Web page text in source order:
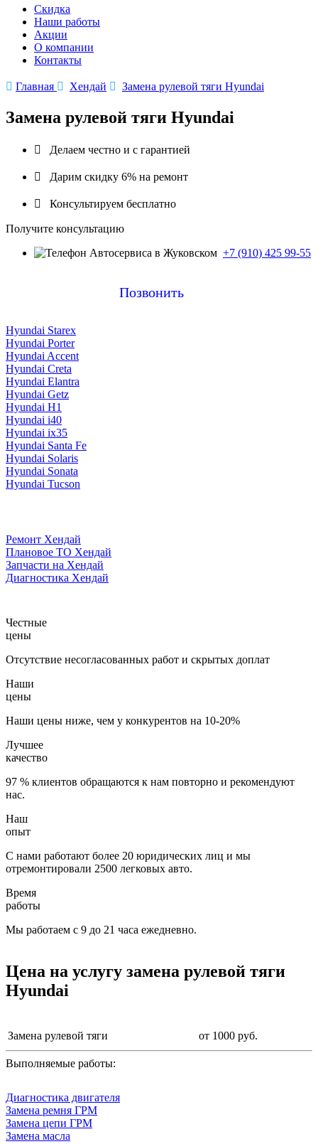
Скидка
Наши работы
Акции
О компании
Контакты
 Главная  Хендай  Замена рулевой тяги Hyundai
Замена рулевой тяги Hyundai
 Делаем честно и с гарантией
 Дарим скидку 6% на ремонт
 Консультируем бесплатно
Получите консультацию
+7 (910) 425 99-55
Позвонить
Hyundai Starex
Hyundai Porter
Hyundai Accent
Hyundai Creta
Hyundai Elantra
Hyundai Getz
Hyundai H1
Hyundai i40
Hyundai ix35
Hyundai Santa Fe
Hyundai Solaris
Hyundai Sonata
Hyundai Tucson
Ремонт Хендай
Плановое ТО Хендай
Запчасти на Хендай
Диагностика Хендай
Честные
цены
Отсутствие несогласованных работ и скрытых доплат
Наши
цены
Наши цены ниже, чем у конкурентов на 10-20%
Лучшее
качество
97 % клиентов обращаются к нам повторно и рекомендуют
нас.
Наш
опыт
С нами работают более 20 юридических лиц и мы
отремонтировали 2500 легковых авто.
Время
работы
Мы работаем с 9 до 21 часа ежедневно.
Цена на услугу замена рулевой тяги
Hyundai
Замена рулевой тяги от 1000 руб.
Выполняемые работы:
Диагностика двигателя
Замена ремня ГРМ
Замена цепи ГРМ
Замена масла